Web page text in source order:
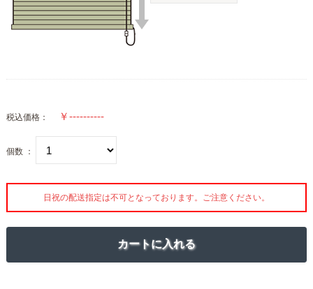
税込価格：
個数 ：
日祝の配送指定は不可となっております。ご注意ください。